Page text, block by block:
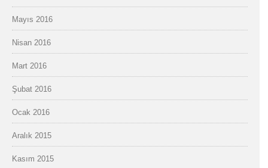
Mayıs 2016
Nisan 2016
Mart 2016
Şubat 2016
Ocak 2016
Aralık 2015
Kasım 2015